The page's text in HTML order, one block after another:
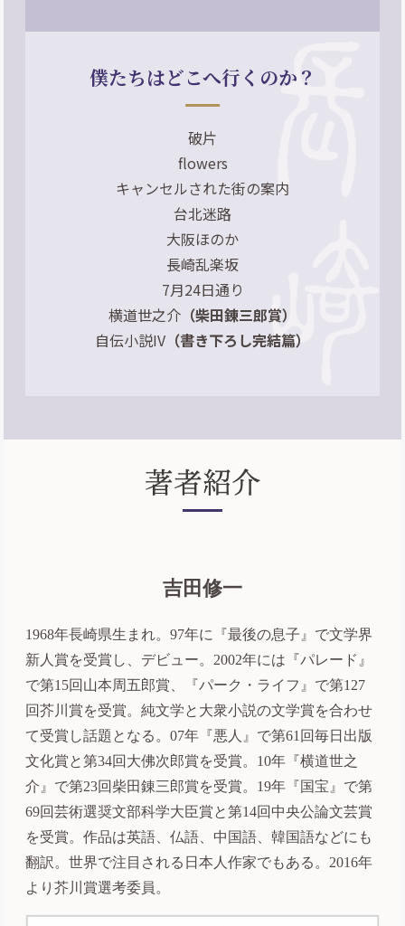
僕たちはどこへ行くのか？
破片
flowers
キャンセルされた街の案内
台北迷路
大阪ほのか
長崎乱楽坂
7月24日通り
横道世之介 （柴田錬三郎賞）
自伝小説IV （書き下ろし完結篇）
吉田修一
1968年長崎県生まれ。97年に『最後の息子』で文学界
新人賞を受賞し、デビュー。2002年には『パレード』
で第15回山本周五郎賞、『パーク・ライフ』で第127
回芥川賞を受賞。純文学と大衆小説の文学賞を合わせ
て受賞し話題となる。07年『悪人』で第61回毎日出版
文化賞と第34回大佛次郎賞を受賞。10年『横道世之
介』で第23回柴田錬三郎賞を受賞。19年『国宝』で第
69回芸術選奨文部科学大臣賞と第14回中央公論文芸賞
を受賞。作品は英語、仏語、中国語、韓国語などにも
翻訳。世界で注目される日本人作家でもある。2016年
より芥川賞選考委員。